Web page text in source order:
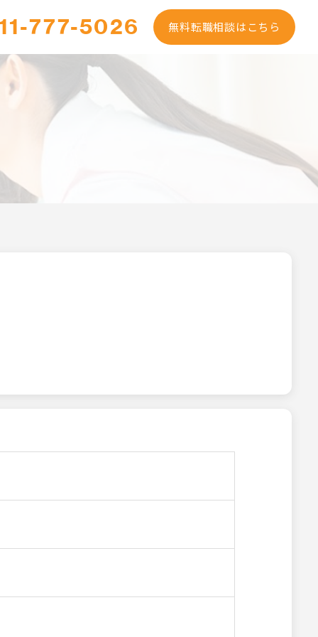
777-5026 無料転職相談はこちら